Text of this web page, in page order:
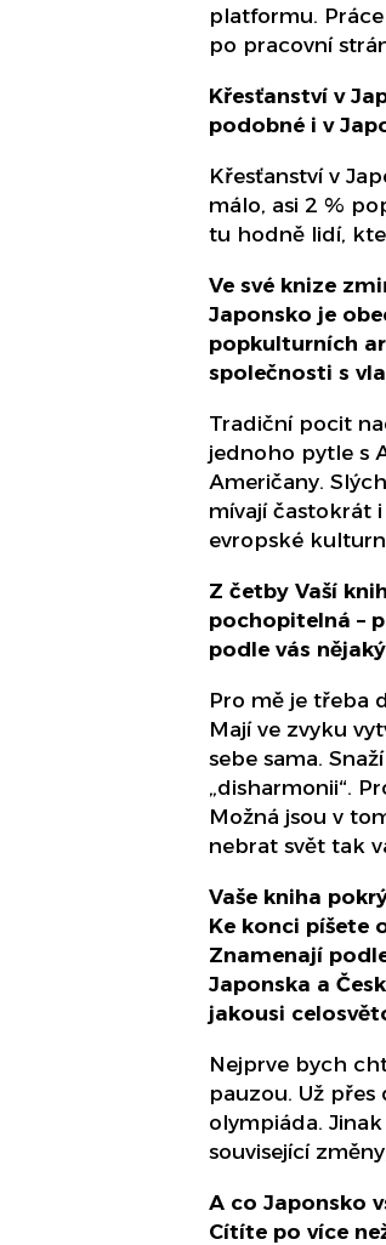
platformu.
po pracovní
Křesťanství v
podobné i v
Křesťanství v
málo, asi 2 %
tu hodně lidí,
Ve své knize
Japonsko je
popkulturních
společnosti s
Tradiční pocit
jednoho pytle s
Američany.
mívají častokrát
evropské
Z četby Vaší
pochopitelná –
podle vás
Pro mě je třeba
Mají ve zvyku
sebe sama.
„disharmonii“.
Možná jsou v
nebrat svět tak
Vaše kniha
Ke konci píšete
Znamenají
Japonska a
jakousi
Nejprve bych
pauzou. Už
olympiáda.
související
A co Japonsko
Cítíte po více